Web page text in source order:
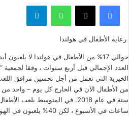
فيسبوك ‫X واتساب تيلقرام
رعاية الأطفال في هولندا
حوالي 17% من الأطفال في هولندا لا
الخيرية التي تعمل من أجل تحسين مرافق
من الأطفال الآن في الخارج كل يوم – واحد
ساعات في الأسبوع ، لكن